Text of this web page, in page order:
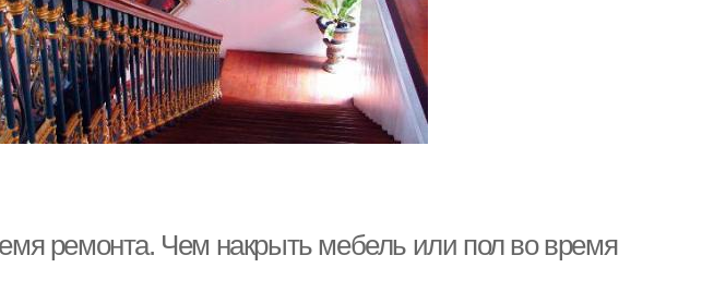
ремонта. Чем накрыть мебель или пол во время